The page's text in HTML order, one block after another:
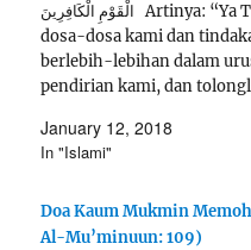
الْقَوْمِ الْكَافِرِينَ Artinya: “Ya Tuhan kami, ampunilah
dosa-dosa kami dan
berlebih-lebihan dalam
pendirian kami, dan
dari firman Allah SWT di…
January 12, 2018
In "Islami"
Doa Kaum Mukmin
Al-Mu’minuun: 109)